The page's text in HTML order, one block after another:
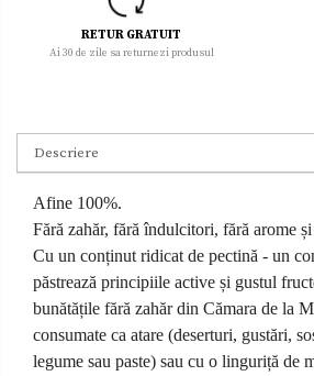
RETUR GRATUIT
Ai 30 de zile sa returnezi produsul
Descriere
Afine 100%.
Fără zahăr, fără îndulcitori, fără arome
Cu un conținut ridicat de pectină - un
păstrează principiile active și gustul
bunătățile fără zahăr din Cămara de la
consumate ca atare (deserturi, gustări,
legume sau paste) sau cu o linguriță de